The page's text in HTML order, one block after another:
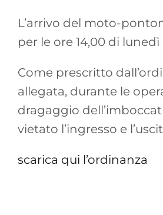
L’arrivo del moto-
per le ore 14,00 di lunedì
Come prescritto
allegata, durante le
dragaggio
vietato l’ingresso e
scarica qui l’ordinanza